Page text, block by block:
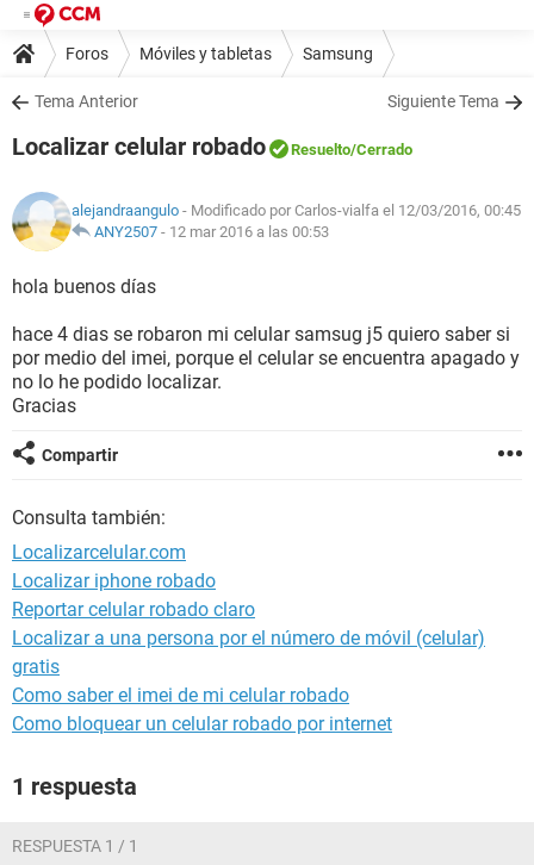
Foros Móviles y tabletas Samsung
Tema Anterior Siguiente Tema
Localizar celular robado Resuelto/Cerrado
alejandraangulo - Modificado por Carlos-vialfa el 12/03/2016, 00:45
ANY2507 - 12 mar 2016 a las 00:53
hola buenos días
hace 4 dias se robaron mi celular samsug j5 quiero saber si
por medio del imei, porque el celular se encuentra apagado y
no lo he podido localizar.
Gracias
Compartir
Consulta también:
Localizarcelular.com
Localizar iphone robado
Reportar celular robado claro
Localizar a una persona por el número de móvil (celular)
gratis
Como saber el imei de mi celular robado
Como bloquear un celular robado por internet
1 respuesta
RESPUESTA 1 / 1